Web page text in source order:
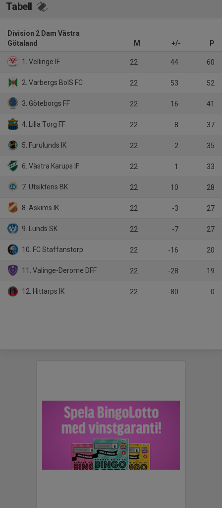
Tabell
Division 2 Dam Västra
Götaland
M +/- P
1. Vellinge IF 22 44 60
2. Varbergs BoIS FC 22 53 52
3. Göteborgs FF 22 16 41
4. Lilla Torg FF 22 8 37
5. Furulunds IK 22 2 35
6. Västra Karups IF 22 1 33
7. Utsiktens BK 22 10 28
8. Askims IK 22 -3 27
9. Lunds SK 22 -7 27
10. FC Staffanstorp 22 -16 20
11. Valinge-Derome DFF 22 -28 19
12. Hittarps IK 22 -80 0